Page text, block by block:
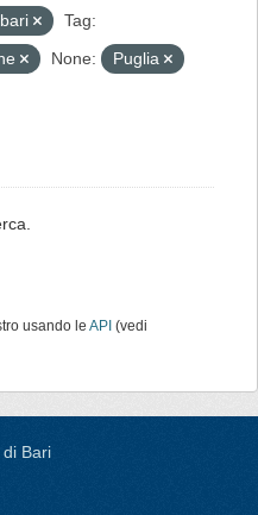
Tag:
None:
Puglia
usando le API (vedi
Bari